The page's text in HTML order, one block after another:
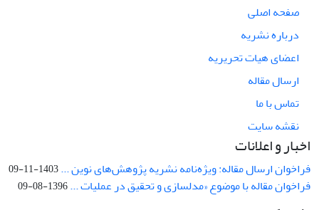
صفحه اصلی
درباره نشریه
اعضای هیات تحریریه
ارسال مقاله
تماس با ما
نقشه سایت
اخبار و اعلانات
فراخوان ارسال مقاله: ویژه‌نامه نشریه پژوهش‌های نوین ...1403-11-09
فراخوان مقاله با موضوع «مدلسازی و تحقیق در عملیات ...1396-08-09